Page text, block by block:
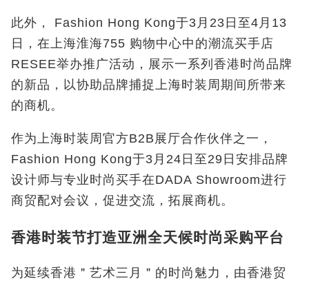
此外， Fashion Hong Kong于3 月 23 日至4 月 13
日，在上海淮海755 购物中心中的潮流买手店
RESEE举办推广活动，展示一系列香港时尚品牌
的新品，以协助品牌捕捉上海时装周期间所带来
的商机。
作为上海时装周官方B2B 展厅合作伙伴之一，
Fashion Hong Kong于3 月 24 日至29 日安排品牌
设计师与专业时尚买手在DADA Showroom进行
商贸配对会议，促进交流，拓展商机。
香港时装节打造亚洲全天候时尚采购平台
为延续香港＂艺术三月＂的时尚魅力，由香港贸